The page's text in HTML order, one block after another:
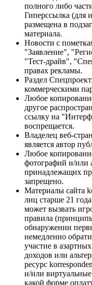
полного либо
Гиперссылка (для
размещена в
материала.
Новости с
"Заявление",
"Тест-драйв",
правах рекламы.
Раздел
коммерческими
Любое
другое
ссылку на
воспрещается.
Владелец веб-
является автор
Любое
фотографий и/или
принадлежащих
запрещено.
Материалы сайта
лиц старше 21
может вызвать
правила
обнаружении
немедленно
участие в
доходов или
ресурс
и/или
какой форме